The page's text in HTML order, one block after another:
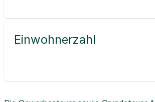
Einwohnerzahl